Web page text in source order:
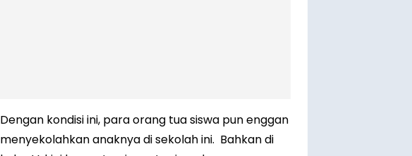
Dengan kondisi ini, para orang tua siswa pun enggan
menyekolahkan anaknya di sekolah ini. Bahkan di